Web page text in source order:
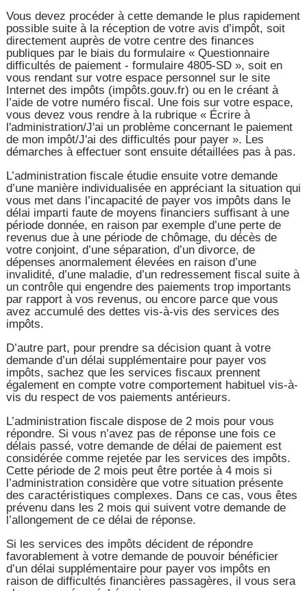
Vous devez procéder à cette demande le plus rapidement
possible suite à la réception de votre avis d’impôt, soit
directement auprès de votre centre des finances
publiques par le biais du formulaire « Questionnaire
difficultés de paiement - formulaire 4805-SD », soit en
vous rendant sur votre espace personnel sur le site
Internet des impôts (impôts.gouv.fr) ou en le créant à
l’aide de votre numéro fiscal. Une fois sur votre espace,
vous devez vous rendre à la rubrique « Écrire à
l'administration/J'ai un problème concernant le paiement
de mon impôt/J'ai des difficultés pour payer ». Les
démarches à effectuer sont ensuite détaillées pas à pas.
L’administration fiscale étudie ensuite votre demande
d’une manière individualisée en appréciant la situation qui
vous met dans l’incapacité de payer vos impôts dans le
délai imparti faute de moyens financiers suffisant à une
période donnée, en raison par exemple d’une perte de
revenus due à une période de chômage, du décès de
votre conjoint, d’une séparation, d’un divorce, de
dépenses anormalement élevées en raison d’une
invalidité, d’une maladie, d’un redressement fiscal suite à
un contrôle qui engendre des paiements trop importants
par rapport à vos revenus, ou encore parce que vous
avez accumulé des dettes vis-à-vis des services des
impôts.
D’autre part, pour prendre sa décision quant à votre
demande d’un délai supplémentaire pour payer vos
impôts, sachez que les services fiscaux prennent
également en compte votre comportement habituel vis-à-
vis du respect de vos paiements antérieurs.
L’administration fiscale dispose de 2 mois pour vous
répondre. Si vous n’avez pas de réponse une fois ce
délais passé, votre demande de délai de paiement est
considérée comme rejetée par les services des impôts.
Cette période de 2 mois peut être portée à 4 mois si
l’administration considère que votre situation présente
des caractéristiques complexes. Dans ce cas, vous êtes
prévenu dans les 2 mois qui suivent votre demande de
l’allongement de ce délai de réponse.
Si les services des impôts décident de répondre
favorablement à votre demande de pouvoir bénéficier
d’un délai supplémentaire pour payer vos impôts en
raison de difficultés financières passagères, il vous sera